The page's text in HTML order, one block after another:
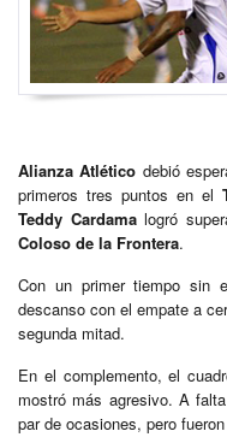
Alianza Atlético debió
primeros tres puntos en el
Teddy Cardamalogró
Coloso de la Frontera.
Con un primer tiempo sin
descanso con el empate a
segunda mitad.
En el complemento, el
mostró más agresivo. A
par de ocasiones, pero